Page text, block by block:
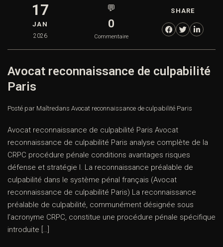
17
JAN
2026
💬
0
Commentaire
SHARE
Avocat reconnaissance de culpabilité
Paris
Posté par Maîtredans Avocat reconnaissance de culpabilité Paris
Avocat reconnaissance de culpabilité Paris Avocat
reconnaissance de culpabilité Paris analyse complète de la
CRPC procédure pénale conditions avantages risques
défense et stratégie I. La reconnaissance préalable de
culpabilité dans le système pénal français (Avocat
reconnaissance de culpabilité Paris) La reconnaissance
préalable de culpabilité, communément désignée sous
l’acronyme CRPC, constitue une procédure pénale spécifique
introduite […]